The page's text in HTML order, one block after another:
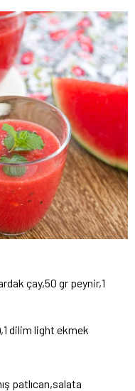
çay,50 gr peynir,1
dilim light ekmek
patlıcan,salata